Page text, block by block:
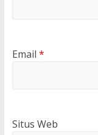
Email *
Situs Web